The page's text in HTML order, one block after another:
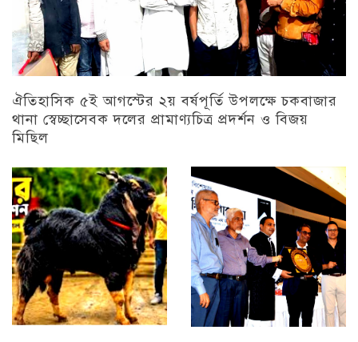
ঐতিহাসিক ৫ই আগস্টের ২য় বর্ষপূর্তি উপলক্ষে চকবাজার
থানা স্বেচ্ছাসেবক দলের প্রামাণ্যচিত্র প্রদর্শন ও বিজয়
মিছিল
চট্টগ্রাম